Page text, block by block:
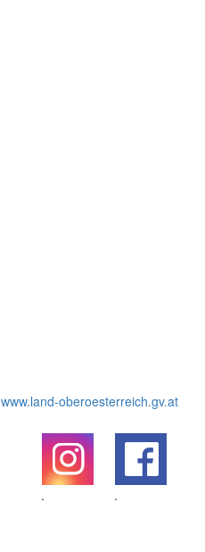
www.land-oberoesterreich.gv.at
.
.